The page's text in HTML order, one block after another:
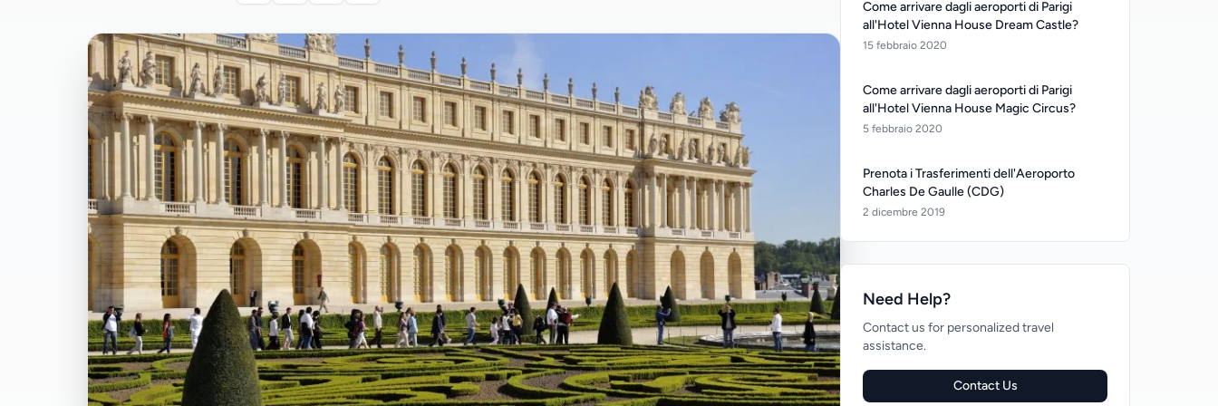
Come arrivare dagli aeroporti di Parigi
all'Hotel Vienna House Dream Castle?
15 febbraio 2020
Come arrivare dagli aeroporti di Parigi
all'Hotel Vienna House Magic Circus?
5 febbraio 2020
Prenota i Trasferimenti dell'Aeroporto
Charles De Gaulle (CDG)
2 dicembre 2019
Need Help?
Contact us for personalized travel
assistance.
Contact Us